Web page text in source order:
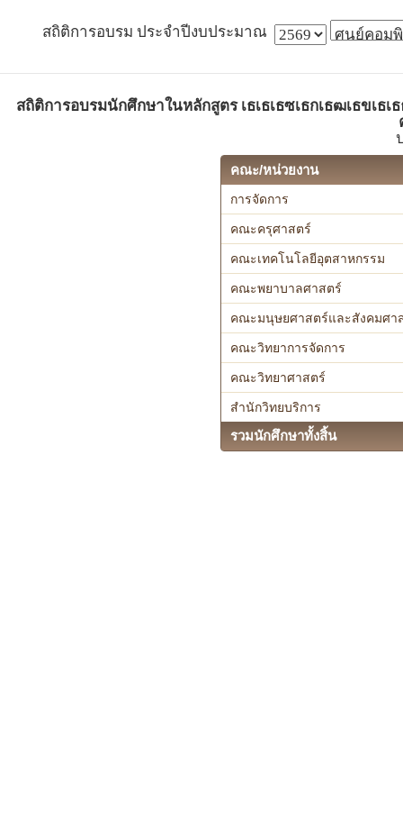
สถิติการอบรม ประจำปีงบประมาณ
สถิติการอบรมนักศึกษาในหลักสูตร เธเธเธซเธกเธฒเธขเธเธธ
คณะ/หน่วยงาน
การจัดการ
คณะครุศาสตร์
คณะเทคโนโลยีอุตสาหกรรม
คณะพยาบาลศาสตร์
คณะมนุษยศาสตร์และสังคมศา
คณะวิทยาการจัดการ
คณะวิทยาศาสตร์
สำนักวิทยบริการ
รวมนักศึกษาทั้งสิ้น